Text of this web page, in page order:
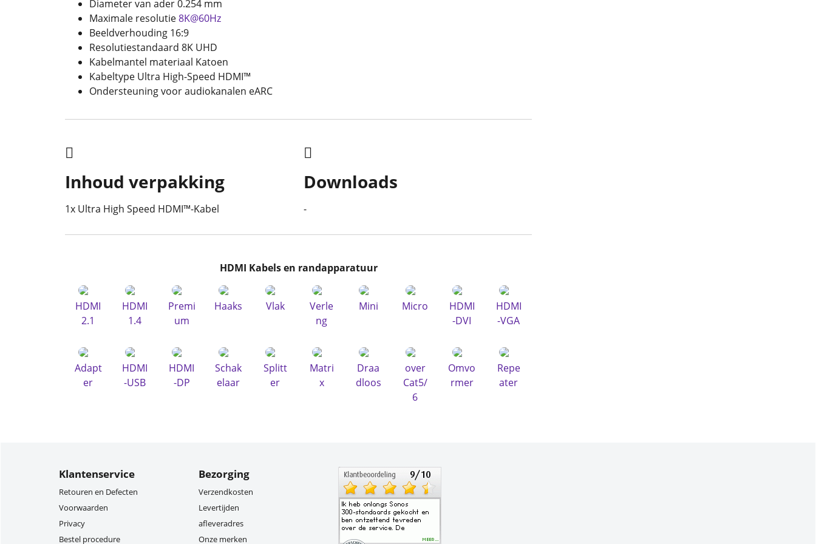
Diameter van ader 0.254 mm
Maximale resolutie8K@60Hz
Beeldverhouding 16:9
Resolutiestandaard 8K UHD
Kabelmantel materiaal Katoen
Kabeltype Ultra High-Speed HDMI™
Ondersteuning voor audiokanalen eARC
Inhoud verpakking
1x Ultra High Speed HDMI™-Kabel
Downloads
-
HDMI Kabels en randapparatuur
HDMI
2.1
HDMI
1.4
Premi
um
Haaks Vlak
Verle
ng
Mini Micro
HDMI
-DVI
HDMI
-VGA
Adapt
er
HDMI
-USB
HDMI
-DP
Schak
elaar
Splitt
er
Matri
x
Draa
dloos
over
Cat5/
6
Omvo
rmer
Repe
ater
Klantenservice
Retouren en Defecten
Voorwaarden
Privacy
Bestel procedure
Bezorging
Verzendkosten
Levertijden
afleveradres
Onze merken